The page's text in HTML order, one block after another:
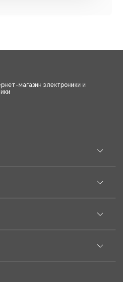
магазин электроники и